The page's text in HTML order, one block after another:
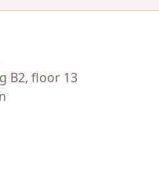
B2, floor 13